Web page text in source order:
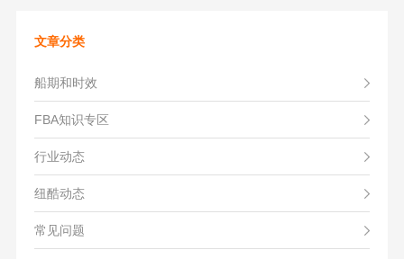
文章分类
船期和时效
FBA知识专区
行业动态
纽酷动态
常见问题